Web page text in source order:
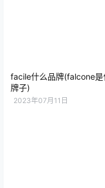
facile什么品牌(falcone是
牌子)
2023年07月11日